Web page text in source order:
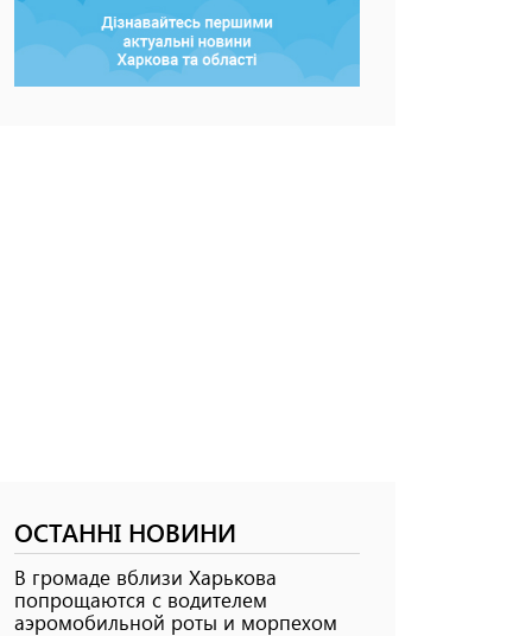
ОСТАННІ НОВИНИ
В громаде вблизи Харькова
попрощаются с водителем
аэромобильной роты и морпехом